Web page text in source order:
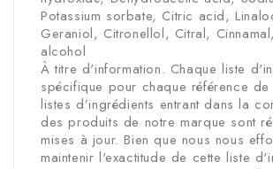
Potassium sorbate, Citric acid,
Geraniol, Citronellol, Citral,
alcohol
À titre d'information. Chaque liste
spécifique pour chaque référence
listes d’ingrédients entrant dans la
des produits de notre marque sont
mises à jour. Bien que nous nous
maintenir l'exactitude de cette liste